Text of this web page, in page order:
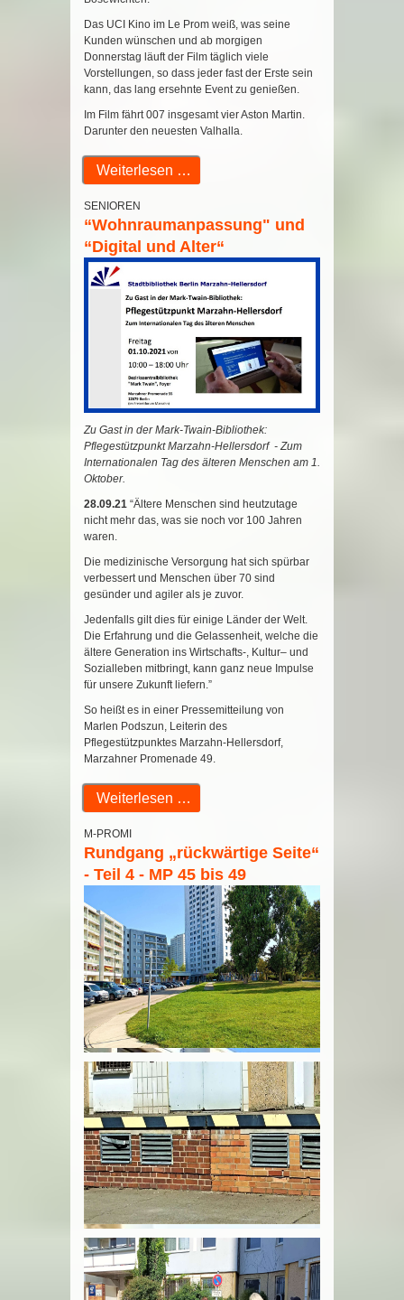
Das UCI Kino im Le Prom weiß, was seine
Kunden wünschen und ab morgigen
Donnerstag läuft der Film täglich viele
Vorstellungen, so dass jeder fast der Erste sein
kann, das lang ersehnte Event zu genießen.
Im Film fährt 007 insgesamt vier Aston Martin.
Darunter den neuesten Valhalla.
Weiterlesen …
SENIOREN
“Wohnraumanpassung" und
“Digital und Alter“
Zu Gast in der Mark-Twain-Bibliothek:
Pflegestützpunkt Marzahn-Hellersdorf - Zum
Internationalen Tag des älteren Menschen am 1.
Oktober.
28.09.21 “Ältere Menschen sind heutzutage
nicht mehr das, was sie noch vor 100 Jahren
waren.
Die medizinische Versorgung hat sich spürbar
verbessert und Menschen über 70 sind
gesünder und agiler als je zuvor.
Jedenfalls gilt dies für einige Länder der Welt.
Die Erfahrung und die Gelassenheit, welche die
ältere Generation ins Wirtschafts-, Kultur– und
Sozialleben mitbringt, kann ganz neue Impulse
für unsere Zukunft liefern.”
So heißt es in einer Pressemitteilung von
Marlen Podszun, Leiterin des
Pflegestützpunktes Marzahn-Hellersdorf,
Marzahner Promenade 49.
Weiterlesen …
M-PROMI
Rundgang „rückwärtige Seite“
- Teil 4 - MP 45 bis 49